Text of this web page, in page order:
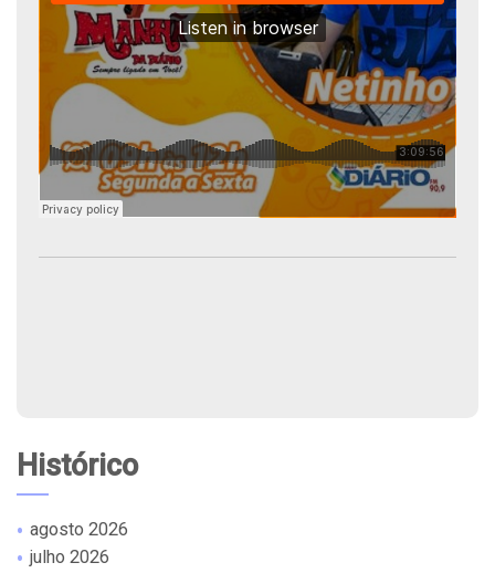
Histórico
agosto 2026
julho 2026